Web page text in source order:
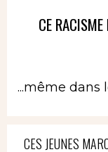
CE
...même dans
CES JEUNES